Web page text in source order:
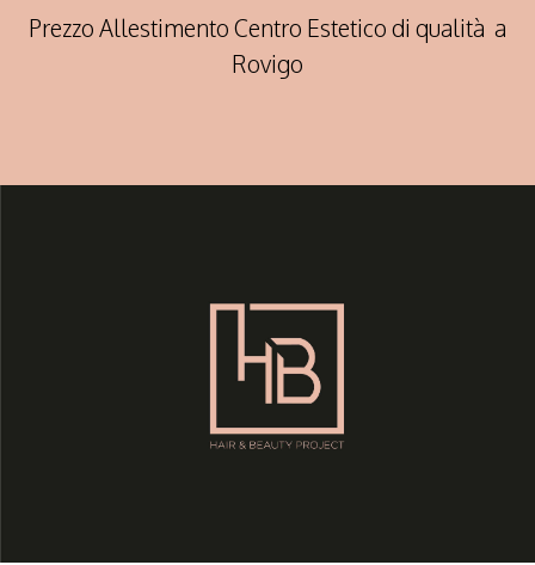
Prezzo Allestimento Centro Estetico di qualità a
Rovigo